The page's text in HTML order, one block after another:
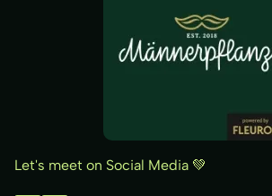
Let's meet on Social Media 💚